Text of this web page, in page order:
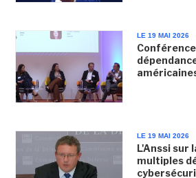
LE 19 MAI 2026
Conférence
LE 19 MAI 2026
L'Anssi sur
multiples